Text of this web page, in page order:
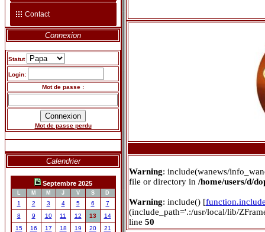
Warning: include(wanews/
file or directory in /home/users/d/
Warning: include() [
(include_path='.:/usr/local/lib/
line 50
Contact
Connexion
Statut
Login:
Mot de passe :
Mot de passe perdu
Calendrier
Septembre 2025
L M M J V S D
1 2 3 4 5 6
7
8
9 10 11 12 13
14
15
16 17 18 19 20
21